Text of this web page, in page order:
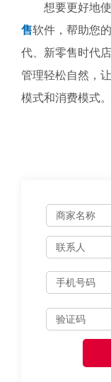
想要更好地使
售软件，帮助您
代、新零售时代
管理轻松自然，
模式和消费模式。